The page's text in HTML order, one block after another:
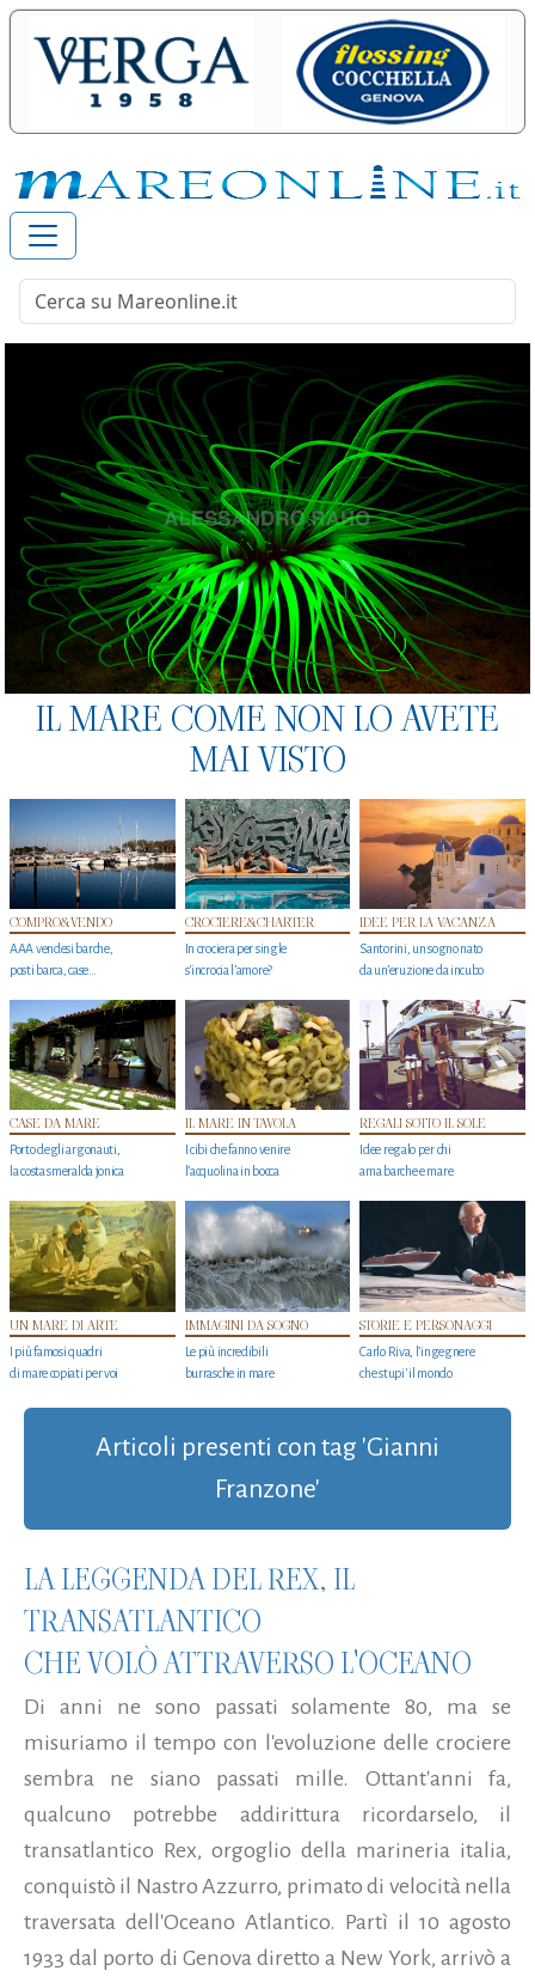
IL MARE COME NON LO AVETE
MAI VISTO
COMPRO&VENDO
AAA vendesi barche,
posti barca, case…
CROCIERE&CHARTER
In crociera per single
s'incrocia l’amore?
IDEE PER LA VACANZA
Santorini, un sogno nato
da un’eruzione da incubo
CASE DA MARE
Porto degli argonauti,
la costa smeralda jonica
IL MARE IN TAVOLA
I cibi che fanno venire
l’acquolina in bocca
REGALI SOTTO IL SOLE
Idee regalo per chi
ama barche e mare
UN MARE DI ARTE
I più famosi quadri
di mare copiati per voi
IMMAGINI DA SOGNO
Le più incredibili
burrasche in mare
STORIE E PERSONAGGI
Carlo Riva, l’ingegnere
che stupi' il mondo
Articoli presenti con tag 'Gianni
Franzone'
LA LEGGENDA DEL REX, IL
TRANSATLANTICO
CHE VOLÒ ATTRAVERSO L'OCEANO
Di anni ne sono passati solamente 80, ma se
misuriamo il tempo con l'evoluzione delle crociere
sembra ne siano passati mille. Ottant'anni fa,
qualcuno potrebbe addirittura ricordarselo, il
transatlantico Rex, orgoglio della marineria italia,
conquistò il Nastro Azzurro, primato di velocità nella
traversata dell'Oceano Atlantico. Partì il 10 agosto
1933 dal porto di Genova diretto a New York, arrivò a